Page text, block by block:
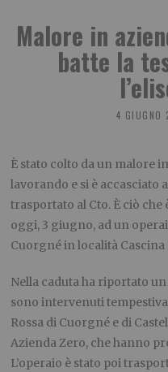
Malore in
batte la
4 GIUGNO
È stato colto da un malore
lavorando e si è accasciato
trasportato al Cto. È ciò
oggi, 3 giugno, ad un
Cuorgné in località Cascina
Nella caduta ha riportato
sono intervenuti
Rossa di Cuorgné e di
Azienda Zero, che hanno
L’operaio è stato poi